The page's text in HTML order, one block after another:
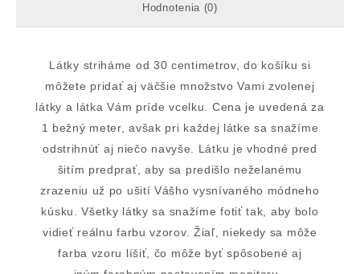
Hodnotenia (0)
Látky striháme od 30 centimetrov, do košíku si
môžete pridať aj väčšie množstvo Vami zvolenej
látky a látka Vám príde vcelku. Cena je uvedená za
1 bežný meter, avšak pri každej látke sa snažíme
odstrihnúť aj niečo navyše. Látku je vhodné pred
šitím predprať, aby sa predišlo neželanému
zrazeniu už po ušití Vášho vysnívaného módneho
kúsku. Všetky látky sa snažíme fotiť tak, aby bolo
vidieť reálnu farbu vzorov. Žiaľ, niekedy sa môže
farba vzoru líšiť, čo môže byť spôsobené aj